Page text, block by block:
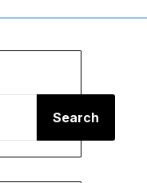
Search